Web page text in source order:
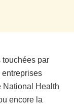
touchées par
entreprises
National Health
encore la